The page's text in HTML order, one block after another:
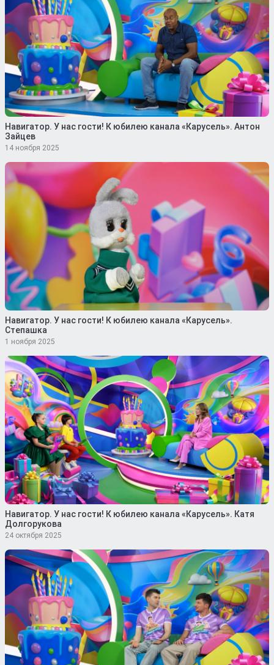
Навигатор. У нас гости! К юбилею канала «Карусель». Антон
Зайцев
14 ноября 2025
Навигатор. У нас гости! К юбилею канала «Карусель».
Степашка
1 ноября 2025
Навигатор. У нас гости! К юбилею канала «Карусель». Катя
Долгорукова
24 октября 2025